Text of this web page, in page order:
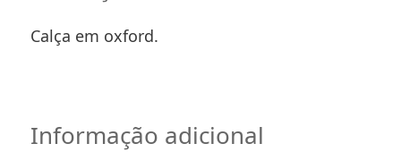
Calça em oxford.
Informação adicional